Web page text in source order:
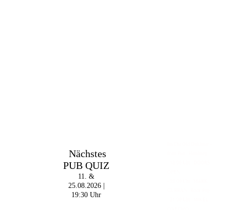
Nächstes
PUB QUIZ
11. &
25.08.2026 |
19:30 Uhr